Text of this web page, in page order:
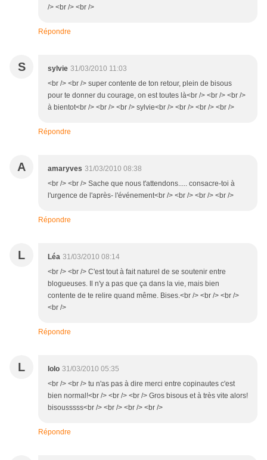
/> <br /> <br />
Répondre
S sylvie 31/03/2010 11:03
<br /> <br /> super contente de ton retour, plein de bisous
pour te donner du courage, on est toutes là<br /> <br /> <br />
à bientot<br /> <br /> <br /> sylvie<br /> <br /> <br /> <br />
Répondre
A amaryves 31/03/2010 08:38
<br /> <br /> Sache que nous t'attendons..... consacre-toi à
l'urgence de l'après- l'événement<br /> <br /> <br /> <br />
Répondre
L Léa 31/03/2010 08:14
<br /> <br /> C'est tout à fait naturel de se soutenir entre
blogueuses. Il n'y a pas que ça dans la vie, mais bien
contente de te relire quand même. Bises.<br /> <br /> <br />
<br />
Répondre
L lolo 31/03/2010 05:35
<br /> <br /> tu n'as pas à dire merci entre copinautes c'est
bien normal!<br /> <br /> <br /> Gros bisous et à très vite alors!
bisousssss<br /> <br /> <br /> <br />
Répondre